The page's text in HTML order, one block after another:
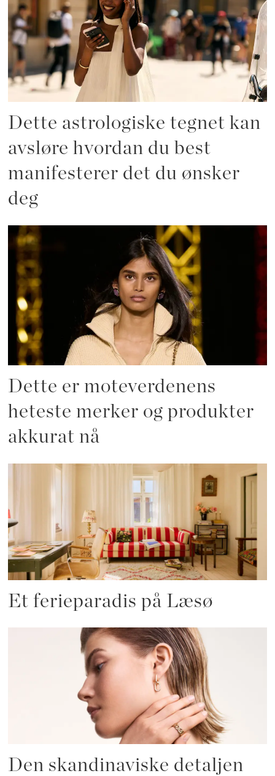
Dette astrologiske tegnet kan
avsløre hvordan du best
manifesterer det du ønsker
deg
Dette er moteverdenens
heteste merker og produkter
akkurat nå
Et ferieparadis på Læsø
Den skandinaviske detaljen